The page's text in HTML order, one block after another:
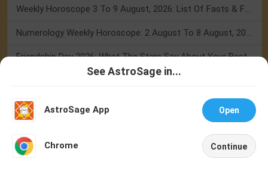
Friendship Day 2026: What The Stars Say About Your Best Friend!
Tarot Weekly Horoscope: 2 August To 8 August, 2026
Festivals
See AstroSage in...
AstroSage App Open
Chrome Continue
Astrologer
Home Account